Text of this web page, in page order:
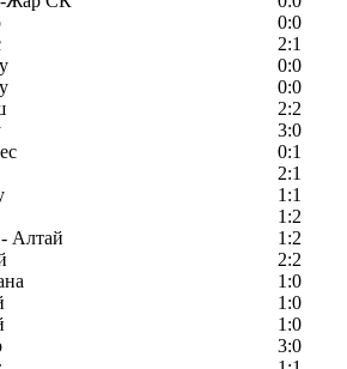
0:0
2:1
0:0
0:0
2:2
3:0
0:1
2:1
1:1
1:2
Алтай
1:2
2:2
1:0
1:0
1:0
3:0